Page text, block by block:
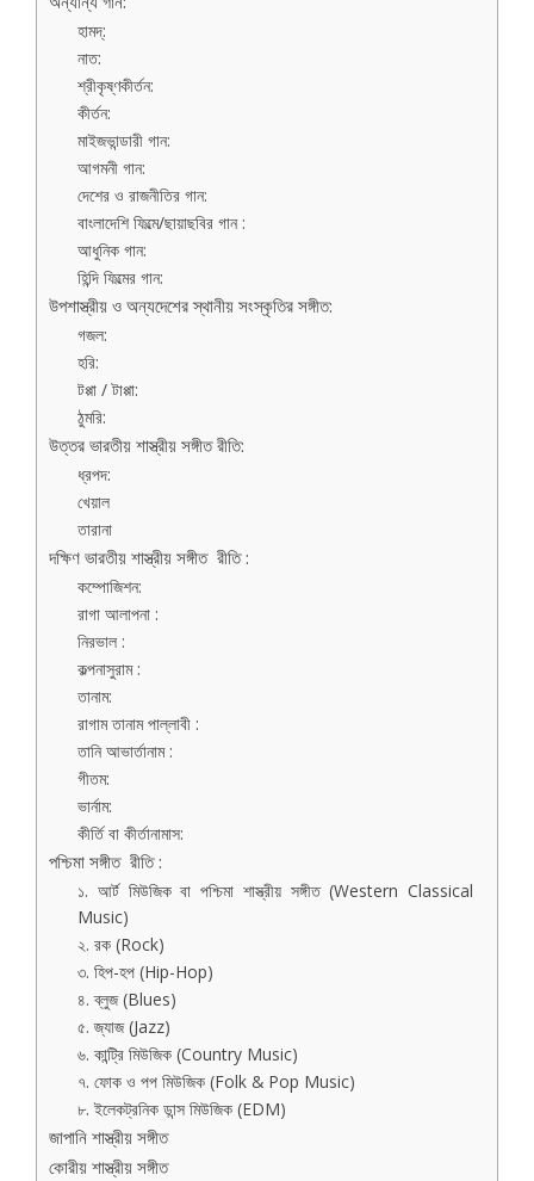
হামদ্:
নাত:
শ্রীকৃষ্ণকীর্তন:
কীর্তন:
মাইজভান্ডারী গান:
আগমনী গান:
দেশের ও রাজনীতির গান:
বাংলাদেশি ফিল্মে/ছায়াছবির গান :
আধুনিক গান:
হিন্দি ফিল্মের গান:
উপশাস্ত্রীয় ও অন্যদেশের স্থানীয় সংস্কৃতির সঙ্গীত:
গজল:
হরি:
টপ্পা / টাপ্পা:
ঠুমরি:
উত্তর ভারতীয় শাস্ত্রীয় সঙ্গীত রীতি:
ধ্রপদ:
খেয়াল
তারানা
দক্ষিণ ভারতীয় শাস্ত্রীয় সঙ্গীত রীতি :
কম্পোজিশন:
রাগা আলাপনা :
নিরভাল :
কল্পনাসুরাম :
তানাম:
রাগাম তানাম পাল্লাবী :
তানি আভার্তানাম :
গীতম:
ভার্নাম:
কীর্তি বা কীর্তানামাস:
পশ্চিমা সঙ্গীত রীতি :
১. আর্ট মিউজিক বা পশ্চিমা শাস্ত্রীয় সঙ্গীত (Western Classical
Music)
২. রক (Rock)
৩. হিপ-হপ (Hip-Hop)
৪. ব্লুজ (Blues)
৫. জ্যাজ (Jazz)
৬. কান্ট্রি মিউজিক (Country Music)
৭. ফোক ও পপ মিউজিক (Folk & Pop Music)
৮. ইলেকট্রনিক ডান্স মিউজিক (EDM)
জাপানি শাস্ত্রীয় সঙ্গীত
কোরীয় শাস্ত্রীয় সঙ্গীত